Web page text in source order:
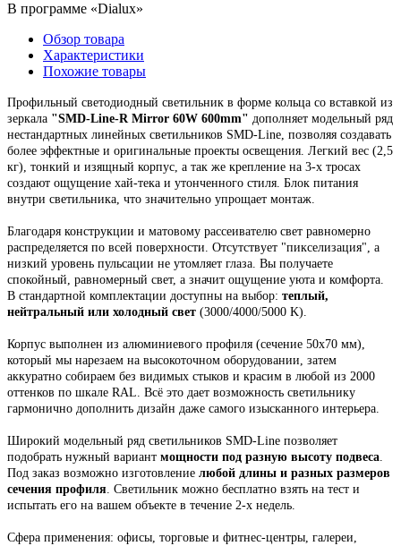
В программе «Dialux»
Обзор товара
Характеристики
Похожие товары
Профильный светодиодный светильник в форме кольца со вставкой из
зеркала "SMD-Line-R Mirror 60W 600mm" дополняет модельный ряд
нестандартных линейных светильников SMD-Line, позволяя создавать
более эффектные и оригинальные проекты освещения. Легкий вес (2,5
кг), тонкий и изящный корпус, а так же крепление на 3-х тросах
создают ощущение хай-тека и утонченного стиля. Блок питания
внутри светильника, что значительно упрощает монтаж.
Благодаря конструкции и матовому рассеивателю свет равномерно
распределяется по всей поверхности. Отсутствует "пикселизация", а
низкий уровень пульсации не утомляет глаза. Вы получаете
спокойный, равномерный свет, а значит ощущение уюта и комфорта.
В стандартной комплектации доступны на выбор: теплый,
нейтральный или холодный свет (3000/4000/5000 K).
Корпус выполнен из алюминиевого профиля (сечение 50х70 мм),
который мы нарезаем на высокоточном оборудовании, затем
аккуратно собираем без видимых стыков и красим в любой из 2000
оттенков по шкале RAL. Всё это дает возможность светильнику
гармонично дополнить дизайн даже самого изысканного интерьера.
Широкий модельный ряд светильников SMD-Line позволяет
подобрать нужный вариант мощности под разную высоту подвеса.
Под заказ возможно изготовление любой длины и разных размеров
сечения профиля. Светильник можно бесплатно взять на тест и
испытать его на вашем объекте в течение 2-х недель.
Сфера применения: офисы, торговые и фитнес-центры, галереи,